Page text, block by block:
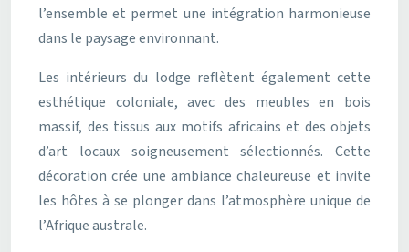
l’ensemble et permet une intégration harmonieuse
dans le paysage environnant.
Les intérieurs du lodge reflètent également cette
esthétique coloniale, avec des meubles en bois
massif, des tissus aux motifs africains et des objets
d’art locaux soigneusement sélectionnés. Cette
décoration crée une ambiance chaleureuse et invite
les hôtes à se plonger dans l’atmosphère unique de
l’Afrique australe.